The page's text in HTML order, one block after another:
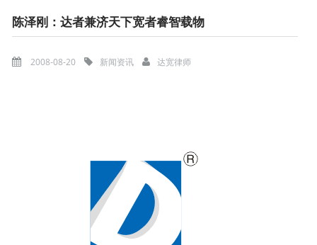
陈泽刚：达者兼济天下宽者睿智载物
2008-08-20 新闻资讯 达宽律师